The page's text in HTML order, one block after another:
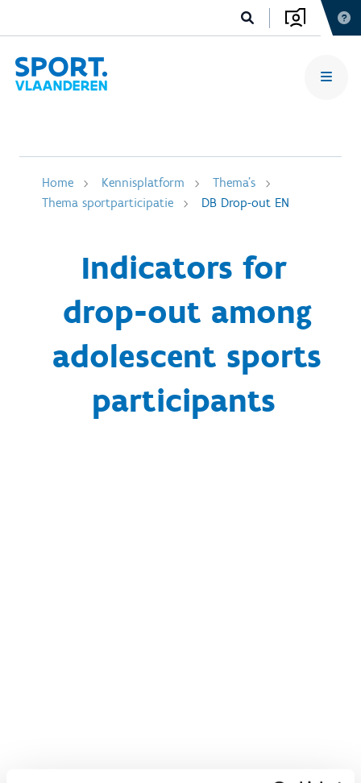
Home Kennisplatform
Thema's
Thema sportparticipatie
DB Drop-out EN
Indicators for
drop-out among
adolescent sports
participants